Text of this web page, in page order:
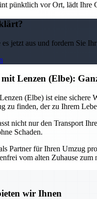
pünktlich vor Ort, lädt Ihre
es jetzt aus und fordern Sie
Lenzen (Elbe):
(Elbe) ist eine sichere
zu finden, der zu Ihrem
nicht nur den Transport
Schaden.
Partner für Ihren Umzug
vom alten Zuhause zum
wir Ihnen